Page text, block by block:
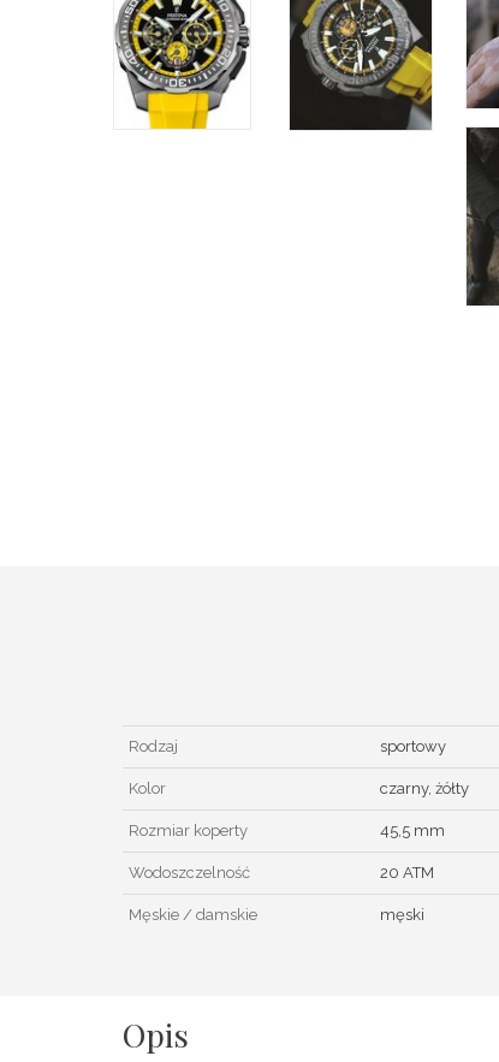
Rodzaj sportowy
Kolor czarny, żółty
Rozmiar koperty 45,5 mm
Wodoszczelność 20 ATM
Męskie / damskie męski
Opis